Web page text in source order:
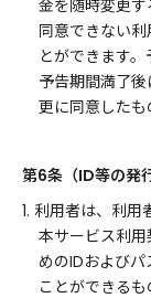
金を随時変更
同意できない
とができます
予告期間満了
更に同意したも
第6条（ID等の発
1. 利用者は、利
本サービス利
めのIDおよび
ことができるも